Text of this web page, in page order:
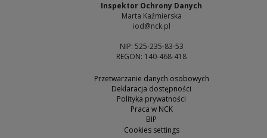
Inspektor Ochrony Danych
Marta Kaźmierska
iod@nck.pl
NIP: 525-235-83-53
REGON: 140-468-418
Przetwarzanie danych osobowych
Deklaracja dostępności
Polityka prywatności
Praca w NCK
BIP
Cookies settings